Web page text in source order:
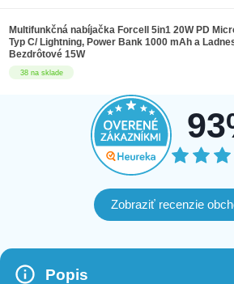
38 na sklade
Multifunkčná nabíjačka Forcell 5in1 20W PD
Typ C/ Lightning, Power Bank 1000 mAh a
Bezdrôtové 15W
Zobraziť recenzie
Popis